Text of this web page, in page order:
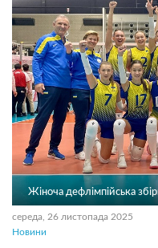
Жіноча дефлімпійська
середа, 26 листопада 2025
Новини